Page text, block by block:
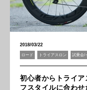
2018/03/22
ロード トライアスロン 試乗会/
初心者からトライ
フスタイルに合わ